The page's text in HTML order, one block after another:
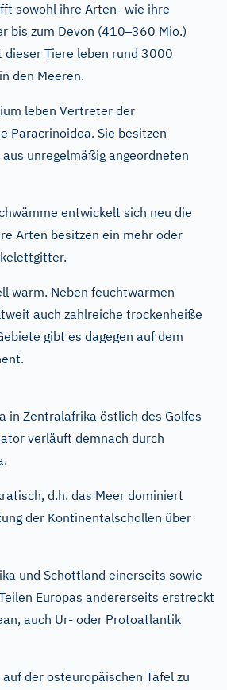
sowohl ihre Arten- wie ihre
bis zum Devon (410–360 Mio.)
dieser Tiere leben rund 3000
den Meeren.
leben Vertreter der
Paracrinoidea. Sie besitzen
unregelmäßig angeordneten
entwickelt sich neu die
Arten besitzen ein mehr oder
warm. Neben feuchtwarmen
auch zahlreiche trockenheiße
gibt es dagegen auf dem
in Zentralafrika östlich des Golfes
verläuft demnach durch
d.h. das Meer dominiert
der Kontinentalschollen über
und Schottland einerseits sowie
Europas andererseits erstreckt
auch Ur- oder Protoatlantik
der osteuropäischen Tafel zu